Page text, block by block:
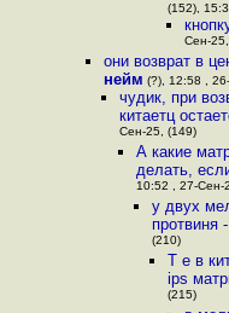
(152),
Сен-
они возврат в
нейм (?), 12:58 ,
чудик, при
китаетц
Сен-25, (149)
А какие
делать,
10:52 , 27-Сен-
у двух
протвиня
(210)
Т е в
ips
(215)